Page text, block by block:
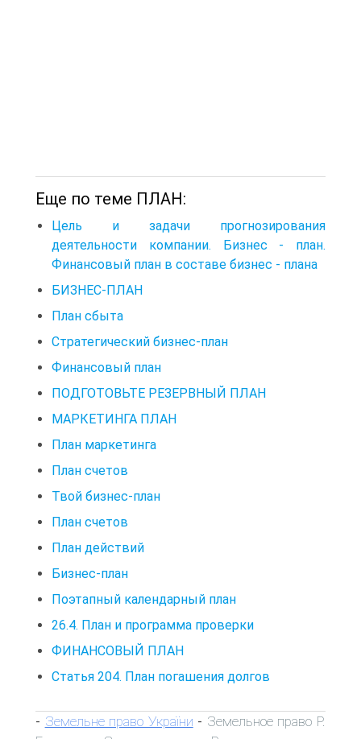
Еще по теме ПЛАН:
Цель и задачи прогнозирования
деятельности компании. Бизнес - план.
Финансовый план в составе бизнес - плана
БИЗНЕС-ПЛАН
План сбыта
Стратегический бизнес-план
Финансовый план
ПОДГОТОВЬТЕ РЕЗЕРВНЫЙ ПЛАН
МАРКЕТИНГА ПЛАН
План маркетинга
План счетов
Твой бизнес-план
План счетов
План действий
Бизнес-план
Поэтапный календарный план
26.4. План и программа проверки
ФИНАНСОВЫЙ ПЛАН
Статья 204. План погашения долгов
- Земельне право України - Земельное право Р.